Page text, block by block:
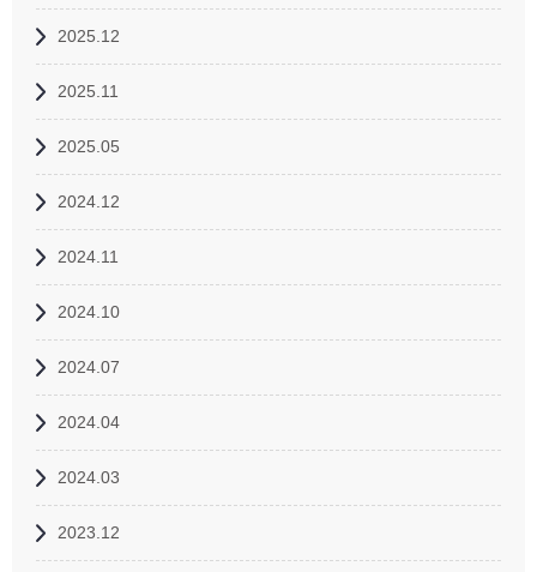
2025.12
2025.11
2025.05
2024.12
2024.11
2024.10
2024.07
2024.04
2024.03
2023.12